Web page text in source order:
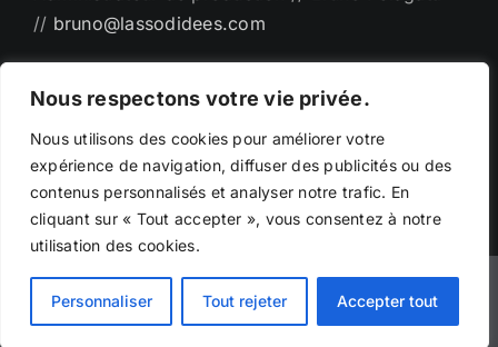
Nous respectons votre vie privée.
Nous utilisons des cookies pour améliorer votre
expérience de navigation, diffuser des publicités ou des
contenus personnalisés et analyser notre trafic. En
cliquant sur « Tout accepter », vous consentez à notre
utilisation des cookies.
Personnaliser Tout rejeter Accepter tout
// bruno@lassodidees.com
//man@lassodidees.com
emanuelbemer.com -
Mentions légales